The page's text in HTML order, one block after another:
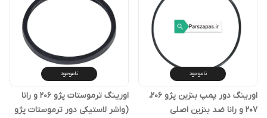
ناموجود
اورینگ دور پمپ بنزین پژو 206،
207 و رانا ضد بنزین اصلی
ناموجود
اورینگ ترموستات پژو 206 و رانا
(واشر لاستیکی دور ترموستات پژو